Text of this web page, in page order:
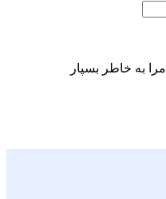
مرا به خاطر بسپار